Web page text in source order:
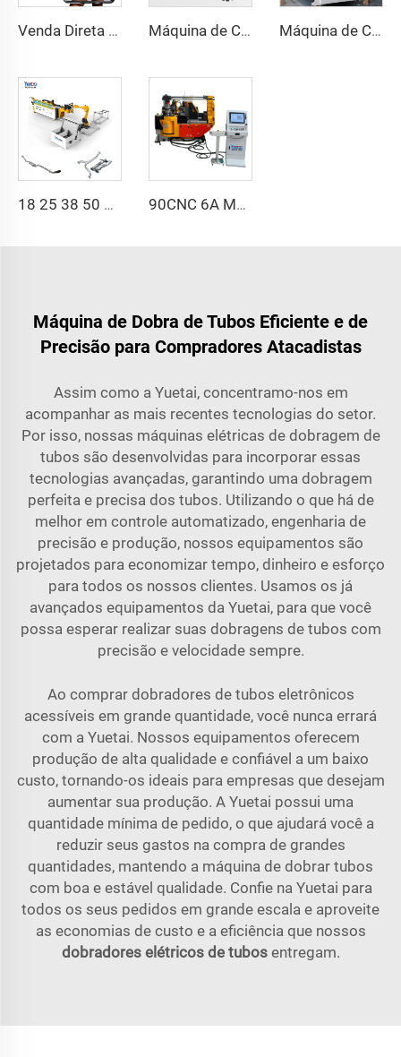
Venda Direta de Fábrica Dobra de Cabeça Dupla Automática Hidráulica Dobra de Tubo em Aço Carbono Máquina de Dobrar Tubos e Tubos Máquina de Curvar Tubos de Série CNC Automática Totalmente Elétrica Rotativa Bidirecional para Tubos de Aço e Metal Máquina de Curvatura de Tubos CNC Automática com Braços Duplos Sistema de Conformação Bidirecional Simultânea para Canos de Escapamento e Corrimãos
18 25 38 50 CNC 4A 2S Máquina de Curvir Tubos Automática e Máquinas de Curvir Tubos de Aço Preço com Empurrão 1 Polegada 2 Polegadas 3 Polegadas Linha 90CNC 6A MS Máquina de Curvar Tubos CNC Ferro Tubulação Quadrada com Motor para Alumínio e Aço Inoxidável Tubos de Cobre
Máquina de Dobra de Tubos Eficiente e de
Precisão para Compradores Atacadistas
Assim como a Yuetai, concentramo-nos em
acompanhar as mais recentes tecnologias do setor.
Por isso, nossas máquinas elétricas de dobragem de
tubos são desenvolvidas para incorporar essas
tecnologias avançadas, garantindo uma dobragem
perfeita e precisa dos tubos. Utilizando o que há de
melhor em controle automatizado, engenharia de
precisão e produção, nossos equipamentos são
projetados para economizar tempo, dinheiro e esforço
para todos os nossos clientes. Usamos os já
avançados equipamentos da Yuetai, para que você
possa esperar realizar suas dobragens de tubos com
precisão e velocidade sempre.
Ao comprar dobradores de tubos eletrônicos
acessíveis em grande quantidade, você nunca errará
com a Yuetai. Nossos equipamentos oferecem
produção de alta qualidade e confiável a um baixo
custo, tornando-os ideais para empresas que desejam
aumentar sua produção. A Yuetai possui uma
quantidade mínima de pedido, o que ajudará você a
reduzir seus gastos na compra de grandes
quantidades, mantendo a máquina de dobrar tubos
com boa e estável qualidade. Confie na Yuetai para
todos os seus pedidos em grande escala e aproveite
as economias de custo e a eficiência que nossos
dobradores elétricos de tubos entregam.